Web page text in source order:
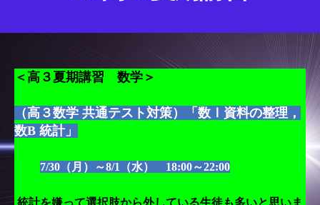
＜高３夏期講習 数学＞
（高３数学 共通テスト対策）「数Ⅰ資料の整理，
数B 統計」
7/30（月）～8/1（水） 18:00～22:00
統計を嫌って選択肢から外している生徒も多いと思いま